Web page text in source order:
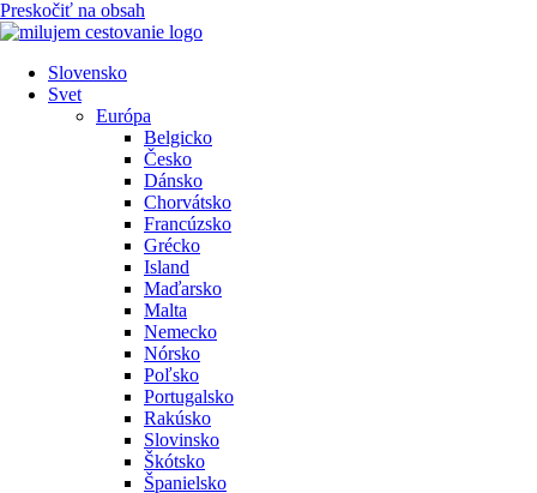
Preskočiť na obsah
Slovensko
Svet
Európa
Belgicko
Česko
Dánsko
Chorvátsko
Francúzsko
Grécko
Island
Maďarsko
Malta
Nemecko
Nórsko
Poľsko
Portugalsko
Rakúsko
Slovinsko
Škótsko
Španielsko